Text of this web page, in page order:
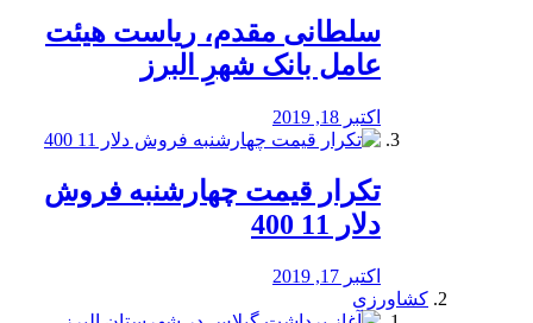
سلطانی مقدم، ریاست هیئت
عامل بانک شهرِ البرز
اکتبر 18, 2019
تکرار قیمت چهارشنبه فروش
دلار 11 400
اکتبر 17, 2019
کشاورزی